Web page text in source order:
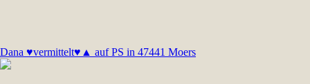
Dana ♥vermittelt♥▲ auf PS in 47441 Moers